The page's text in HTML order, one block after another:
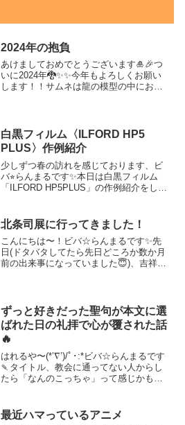
2024年の抱負
あけましておめでとうございます🎍🎉つ
いに2024年🐉✨✨今年もよろしくお願い
します！！サムネは龍の模型の中におみ
てしまいました😂...
白黒フィルム〈ILFORD HP5
PLUS〉作例紹介
少しずつ春の訪れを感じております、ビ
バ⭐︎らんまるです✨本日は白黒フィルム
「ILFORD HP5PLUS」の作例紹介をした
旅行記録としてもお楽しみいただければ
幸い...
北条司展に行ってきました！
こんにちは〜！ビバ☆らんまるです✨先
日(ドタバタしてたら先日どころか数か月
前の出来事になっていました😇)、吉祥寺
『シティーハンター...
ずっと好きだった聖句が本文に選
ばれた日の礼拝で心が覆された話
🔥
はれるや〜(*’∇’)/ﾟ･:*ビバ☆らんまるです
🍡タイトル、教会に通ってない人からし
たら「なんのこっちゃ」って感じかもし
ーズ本文 … 礼拝の御言葉の内...
最近ハマっているアニメ